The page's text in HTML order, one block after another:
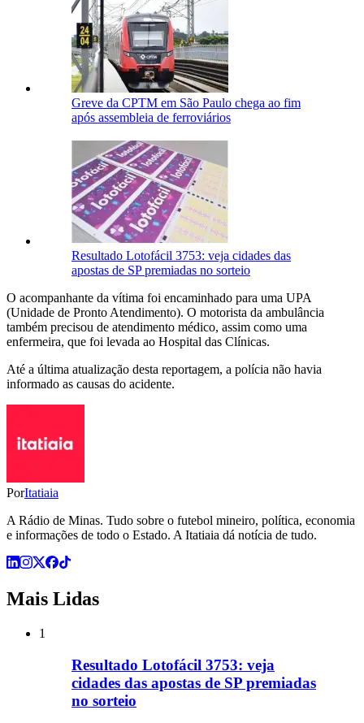
Greve da CPTM em São Paulo chega ao fim
após assembleia de ferroviários
Resultado Lotofácil 3753: veja cidades das
apostas de SP premiadas no sorteio
O acompanhante da vítima foi encaminhado para uma UPA
(Unidade de Pronto Atendimento). O motorista da ambulância
também precisou de atendimento médico, assim como uma
enfermeira, que foi levada ao Hospital das Clínicas.
Até a última atualização desta reportagem, a polícia não havia
informado as causas do acidente.
PorItatiaia
A Rádio de Minas. Tudo sobre o futebol mineiro, política, economia
e informações de todo o Estado. A Itatiaia dá notícia de tudo.
Mais Lidas
1
Resultado Lotofácil 3753: veja
cidades das apostas de SP premiadas
no sorteio